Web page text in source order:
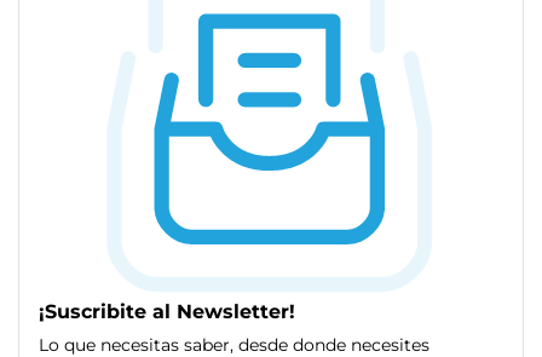
¡Suscribite al Newsletter!
Lo que necesitas saber, desde donde necesites